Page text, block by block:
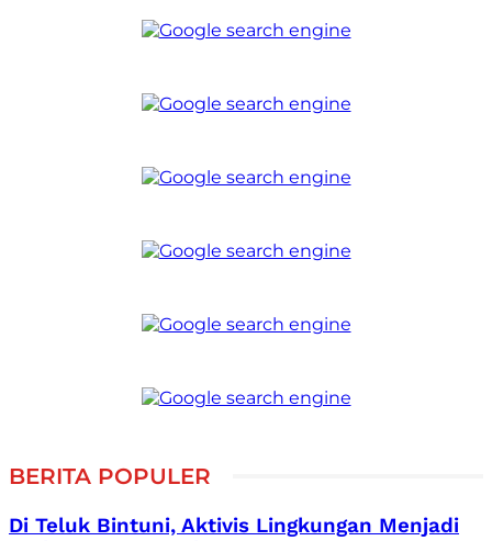
BERITA POPULER
Di Teluk Bintuni, Aktivis Lingkungan Menjadi